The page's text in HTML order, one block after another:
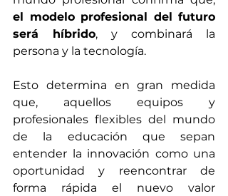
el modelo profesional del futuro
será híbrido, y combinará la
persona y la tecnología.
Esto determina en gran medida
que, aquellos equipos y
profesionales flexibles del mundo
de la educación que sepan
entender la innovación como una
oportunidad y reencontrar de
forma rápida el nuevo valor